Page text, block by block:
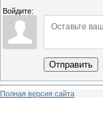
Войдите:
Отправить
Полная версия сайта